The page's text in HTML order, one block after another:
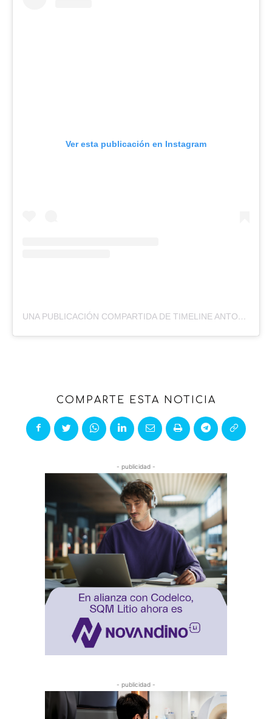
Ver esta publicación en Instagram
UNA PUBLICACIÓN COMPARTIDA DE TIMELINE ANTOFAGASTA (@TLANTOFAGASTA)
COMPARTE ESTA NOTICIA
- publicidad -
- publicidad -